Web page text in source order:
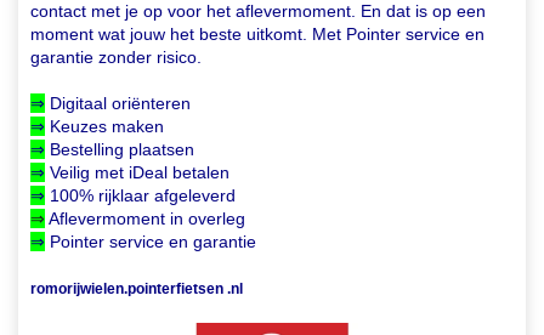
contact met je op voor het aflevermoment. En dat is op een
moment wat jouw het beste uitkomt. Met Pointer service en
garantie zonder risico.
⇒ Digitaal oriënteren
⇒ Keuzes maken
⇒ Bestelling plaatsen
⇒ Veilig met iDeal betalen
⇒ 100% rijklaar afgeleverd
⇒ Aflevermoment in overleg
⇒ Pointer service en garantie
romorijwielen.pointerfietsen .nl